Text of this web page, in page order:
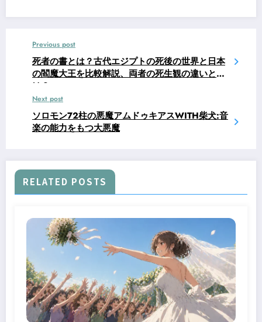
Previous post
死者の書とは？古代エジプトの死後の世界と日本
の閻魔大王を比較解説、両者の死生観の違いと
は？
Next post
ソロモン72柱の悪魔アムドゥキアスWITH柴犬:音
楽の能力をもつ大悪魔
RELATED POSTS